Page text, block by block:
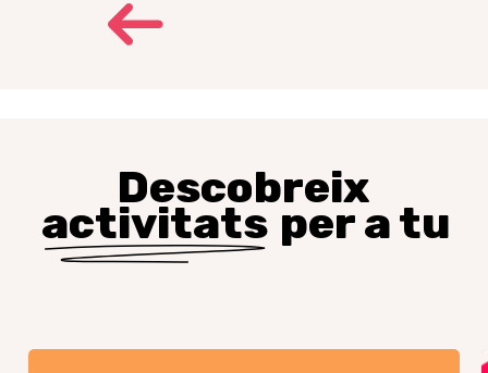
Descobreix
activitats per a tu
Trobada